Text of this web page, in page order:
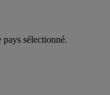
sélectionné.